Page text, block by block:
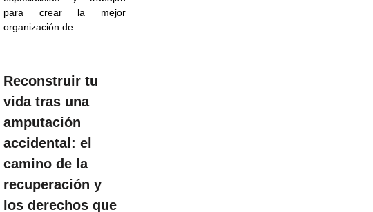
para crear la mejor
organización de
Reconstruir tu
vida tras una
amputación
accidental: el
camino de la
recuperación y
los derechos que